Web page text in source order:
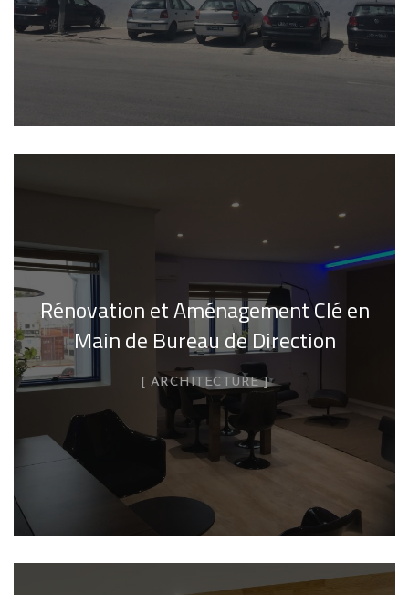
Rénovation et Aménagement Clé en
Main de Bureau de Direction
ARCHITECTURE